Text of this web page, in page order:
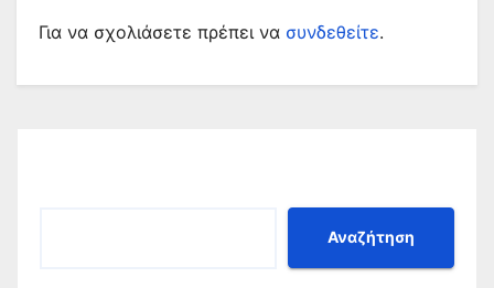
Για να σχολιάσετε πρέπει να συνδεθείτε.
Αναζήτηση